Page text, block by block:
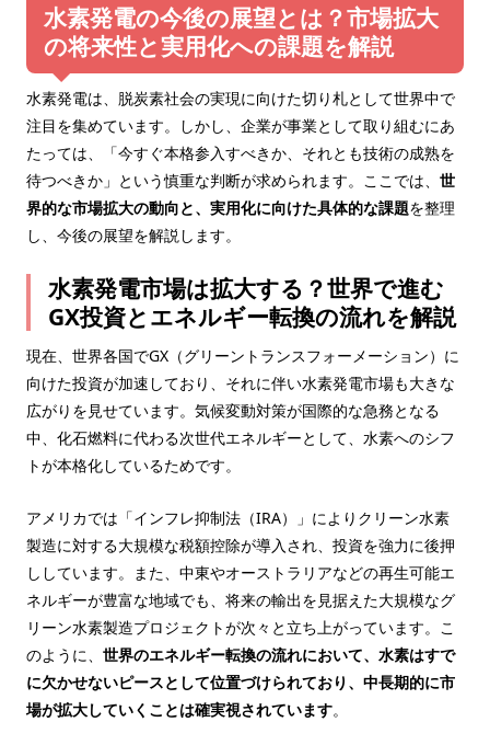
水素発電の今後の展望とは？市場拡大
の将来性と実用化への課題を解説
水素発電は、脱炭素社会の実現に向けた切り札として世界中で
注目を集めています。しかし、企業が事業として取り組むにあ
たっては、「今すぐ本格参入すべきか、それとも技術の成熟を
待つべきか」という慎重な判断が求められます。ここでは、 世
界的な市場拡大の動向と、実用化に向けた具体的な課題を整理
し、今後の展望を解説します。
水素発電市場は拡大する？世界で進む
GX投資とエネルギー転換の流れを解説
現在、世界各国でGX（グリーントランスフォーメーション）に
向けた投資が加速しており、それに伴い水素発電市場も大きな
広がりを見せています。気候変動対策が国際的な急務となる
中、化石燃料に代わる次世代エネルギーとして、水素へのシフ
トが本格化しているためです。
アメリカでは「インフレ抑制法（IRA）」によりクリーン水素
製造に対する大規模な税額控除が導入され、投資を強力に後押
ししています。また、中東やオーストラリアなどの再生可能エ
ネルギーが豊富な地域でも、将来の輸出を見据えた大規模なグ
リーン水素製造プロジェクトが次々と立ち上がっています。こ
のように、 世界のエネルギー転換の流れにおいて、水素はすで
に欠かせないピースとして位置づけられており、中長期的に市
場が拡大していくことは確実視されています。